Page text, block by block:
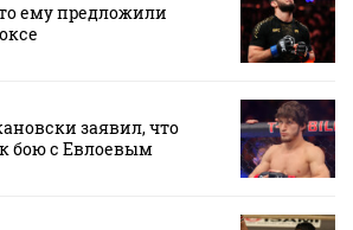
ему предложили
заявил, что
бою с Евлоевым